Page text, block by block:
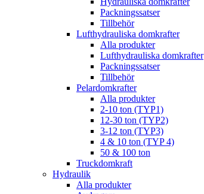
Packningssatser
Tillbehör
Lufthydrauliska domkrafter
Alla produkter
Lufthydrauliska domkrafter
Packningssatser
Tillbehör
Pelardomkrafter
Alla produkter
2-10 ton (TYP1)
12-30 ton (TYP2)
3-12 ton (TYP3)
4 & 10 ton (TYP 4)
50 & 100 ton
Truckdomkraft
Hydraulik
Alla produkter